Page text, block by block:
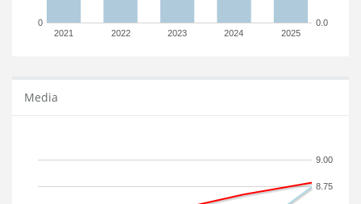
2021 2022 2023 2024 2025
0 0.0
Media
8.75
9.00